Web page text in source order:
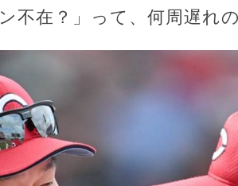
不在？」って、何周遅れ